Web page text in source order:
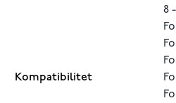
Kompatibilitet
8